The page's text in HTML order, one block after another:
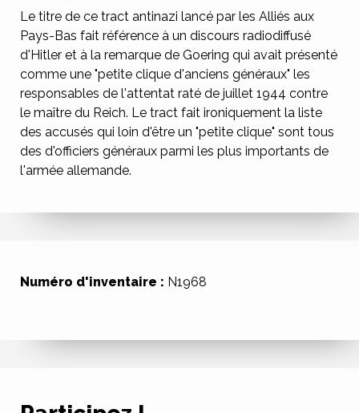
Le titre de ce tract antinazi lancé par les Alliés aux
Pays-Bas fait référence à un discours radiodiffusé
d'Hitler et à la remarque de Goering qui avait présenté
comme une "petite clique d'anciens généraux" les
responsables de l'attentat raté de juillet 1944 contre
le maître du Reich. Le tract fait ironiquement la liste
des accusés qui loin d'être un "petite clique" sont tous
des d'officiers généraux parmi les plus importants de
l'armée allemande.
Numéro d'inventaire : N1968